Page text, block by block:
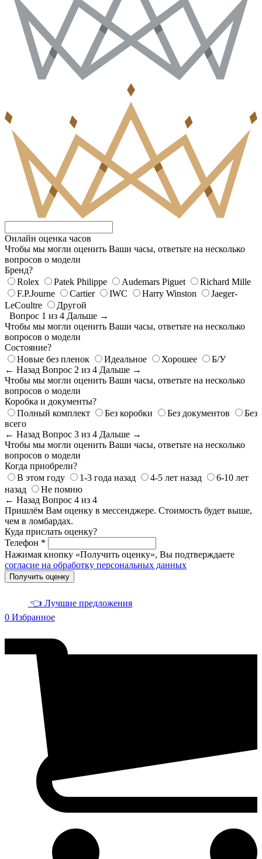
Онлайн оценка часов
Чтобы мы могли оценить Ваши часы, ответьте на несколько
вопросов о модели
Бренд?
Rolex
Patek Philippe Audemars Piguet
Richard Mille
F.P.Journe
Cartier IWC Harry Winston
Jaeger-
LeCoultre
Другой
Вопрос 1 из 4 Дальше →
Чтобы мы могли оценить Ваши часы, ответьте на несколько
вопросов о модели
Состояние?
Новые без пленок
Идеальное Хорошее
Б/У
← Назад Вопрос 2 из 4 Дальше →
Чтобы мы могли оценить Ваши часы, ответьте на несколько
вопросов о модели
Коробка и документы?
Полный комплект
Без коробки Без документов
Без
всего
← Назад Вопрос 3 из 4 Дальше →
Чтобы мы могли оценить Ваши часы, ответьте на несколько
вопросов о модели
Когда приобрели?
В этом году
1-3 года назад 4-5 лет назад
6-10 лет
назад
Не помню
← Назад Вопрос 4 из 4
Пришлём Вам оценку в мессенджере. Стоимость будет выше,
чем в ломбардах.
Куда прислать оценку?
Телефон *
Нажимая кнопку «Получить оценку», Вы подтверждаете
согласие на обработку персональных данных
Получить оценку
👈 Лучшие предложения
0 Избранное